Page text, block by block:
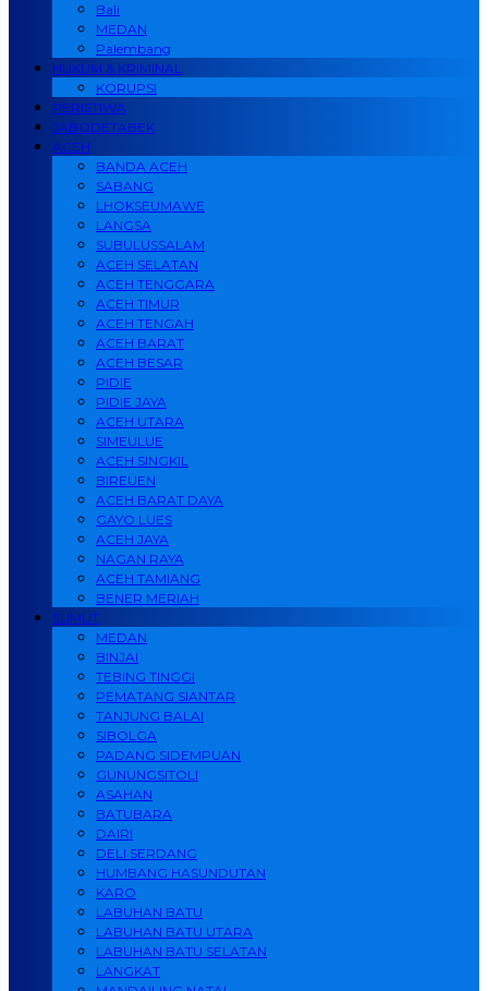
Bali
MEDAN
Palembang
HUKUM & KRIMINAL
KORUPSI
PERISTIWA
JABODETABEK
ACEH
BANDA ACEH
SABANG
LHOKSEUMAWE
LANGSA
SUBULUSSALAM
ACEH SELATAN
ACEH TENGGARA
ACEH TIMUR
ACEH TENGAH
ACEH BARAT
ACEH BESAR
PIDIE
PIDIE JAYA
ACEH UTARA
SIMEULUE
ACEH SINGKIL
BIREUEN
ACEH BARAT DAYA
GAYO LUES
ACEH JAYA
NAGAN RAYA
ACEH TAMIANG
BENER MERIAH
SUMUT
MEDAN
BINJAI
TEBING TINGGI
PEMATANG SIANTAR
TANJUNG BALAI
SIBOLGA
PADANG SIDEMPUAN
GUNUNGSITOLI
ASAHAN
BATUBARA
DAIRI
DELI SERDANG
HUMBANG HASUNDUTAN
KARO
LABUHAN BATU
LABUHAN BATU UTARA
LABUHAN BATU SELATAN
LANGKAT